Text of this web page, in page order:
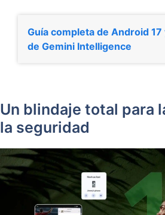
Guía completa de Android
de Gemini Intelligence
Un blindaje total para
la seguridad